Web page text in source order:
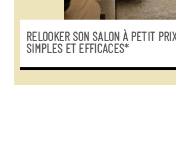
RELOOKER SON SALON À PETIT
SIMPLES ET EFFICACES*